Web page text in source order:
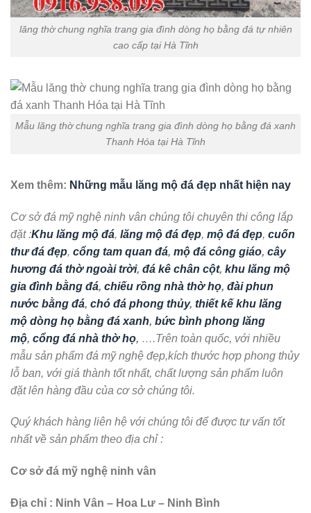
lăng thờ chung nghĩa trang gia đình dòng họ bằng đá tự nhiên
cao cấp tại Hà Tĩnh
Mẫu lăng thờ chung nghĩa trang gia đình dòng họ bằng đá xanh
Thanh Hóa tại Hà Tĩnh
Xem thêm: Những mẫu lăng mộ đá đẹp nhất hiện nay
Cơ sở đá mỹ nghệ ninh vân chúng tôi chuyên thi công lắp
đặt :Khu lăng mộ đá, lăng mộ đá đẹp, mộ đá đẹp, cuốn
thư đá đẹp, cổng tam quan đá, mộ đá công giáo, cây
hương đá thờ ngoài trời, đá kê chân cột, khu lăng mộ
gia đình bằng đá, chiếu rồng nhà thờ họ, đài phun
nước bằng đá, chó đá phong thủy, thiết kế khu lăng
mộ dòng họ bằng đá xanh, bức bình phong lăng
mộ, cổng đá nhà thờ họ, ….Trên toàn quốc, với nhiều
mẫu sản phẩm đá mỹ nghệ đẹp,kích thước hợp phong thủy
lỗ ban, với giá thành tốt nhất, chất lượng sản phẩm luôn
đặt lên hàng đầu của cơ sở chúng tôi.
Quý khách hàng liên hệ với chúng tôi để được tư vấn tốt
nhất về sản phẩm theo địa chỉ :
Cơ sở đá mỹ nghệ ninh vân
Địa chỉ : Ninh Vân – Hoa Lư – Ninh Bình